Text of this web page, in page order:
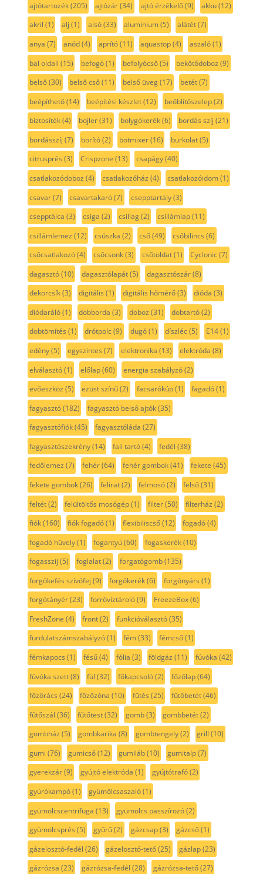
ajtótartozék(205) ajtózár(34) ajtó érzékelő(9) akku(12)
akril (1) alj (1) alsó(33) aluminium(5) alátét(7)
anya (7) anód(4) aprító(11) aquastop(4) aszaló(1)
bal oldali (15) befogó(1) befolyócső(5) bekötődoboz (9)
belső(30) belső cső(11) belső üveg(17) betét(7)
beépíthető(14) beépítési készlet(12) beőblítőszelep(2)
biztosíték(4) bojler(31) bolygókerék(6) bordás szíj (21)
bordásszíj (7) borító(2) botmixer(16) burkolat(5)
citrusprés (3) Crispzone (13) csapágy(40)
csatlakozódoboz (4) csatlakozóház (4) csatlakozóidom(1)
csavar(7) csavartakaró(7) csepptartály(3)
csepptálca (3) csiga (2) csillag(2) csillámlap(11)
csillámlemez (12) csúszka (2) cső(49) csőbilincs (6)
csőcsatlakozó(4) csőcsonk(3) csőtoldat(1) Cyclonic(7)
dagasztó(10) dagasztólapát(5) dagasztószár(8)
dekorcsík(3) digitális (1) digitális hőmérő(3) dióda (3)
diódaráló(1) dobborda (3) doboz (31) dobtartó(2)
dobtömítés (1) drótpolc(9) dugó(1) díszléc(5) E14(1)
edény(5) egyszintes (7) elektronika (13) elektróda (8)
elválasztó(1) előlap(60) energia szabályzó(2)
evőeszköz (5) ezüst színű(2) facsarókúp(1) fagadó(1)
fagyasztó(182) fagyasztó belső ajtók(35)
fagyasztófiók(45) fagyasztóláda (27)
fagyasztószekrény(14) fali tartó(4) fedél (38)
fedőlemez (7) fehér(64) fehér gombok(41) fekete (45)
fekete gombok(26) felirat(2) felmosó(2) felső(31)
feltét(2) felültöltős mosógép(1) filter(50) filterház (2)
fiók(160) fiók fogadó(1) flexibiliscső(12) fogadó(4)
fogadó hüvely(1) fogantyú(60) fogaskerék(10)
fogasszíj (5) foglalat(2) forgatógomb(135)
forgókefés szívófej (9) forgókerék(6) forgónyárs (1)
forgótányér(23) forróvíztároló(9) FreezeBox(6)
FreshZone (4) front(2) funkcióválasztó(35)
furdulatszámszabályzó(1) fém(33) fémcső(1)
fémkapocs (1) fésű(4) fólia (3) földgáz (11) fúvóka (42)
fúvóka szett(8) fül (32) főkapcsoló(2) főzőlap(64)
főzőrács (24) főzőzóna (10) fűtés (25) fűtőbetét(46)
fűtőszál (36) fűtőtest(32) gomb(3) gombbetét(2)
gombház (5) gombkarika (8) gombtengely(2) grill (10)
gumi (76) gumicső(12) gumiláb(10) gumitalp(7)
gyerekzár(9) gyújtó elektróda (1) gyújtótrafó(2)
gyúrókampó(1) gyümölcsaszaló(1)
gyümölcscentrifuga (13) gyümölcs passzírozó(2)
gyümölcsprés (5) gyűrű(2) gázcsap(3) gázcső(1)
gázelosztó-fedél (26) gázelosztó-tető(25) gázlap(23)
gázrózsa (23) gázrózsa-fedél (28) gázrózsa-tető(27)